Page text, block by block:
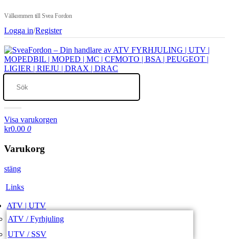
Välkommen till Svea Fordon
Logga in/Register
Visa varukorgen
kr0.00 0
Varukorg
stäng
Links
ATV | UTV
ATV / Fyrhjuling
UTV / SSV